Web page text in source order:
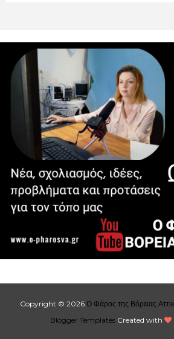
Copyright © 2026 Ο Φάρος της Βόρειας
Blogger TemplatesCreated with